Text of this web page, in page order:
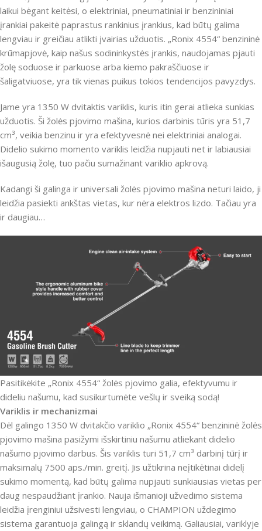
laikui bėgant keitėsi, o elektriniai, pneumatiniai ir benzininiai
įrankiai pakeitė paprastus rankinius įrankius, kad būtų galima
lengviau ir greičiau atlikti įvairias užduotis. „Ronix 4554“ benzininė
krūmapjovė, kaip našus sodininkystės įrankis, naudojamas pjauti
žolę soduose ir parkuose arba kiemo pakraščiuose ir
šaligatviuose, yra tik vienas puikus tokios tendencijos pavyzdys.
Jame yra 1350 W dvitaktis variklis, kuris itin gerai atlieka sunkias
užduotis. Ši žolės pjovimo mašina, kurios darbinis tūris yra 51,7
cm³, veikia benzinu ir yra efektyvesnė nei elektriniai analogai.
Didelio sukimo momento variklis leidžia nupjauti net ir labiausiai
išaugusią žolę, tuo pačiu sumažinant variklio apkrovą.
Kadangi ši galinga ir universali žolės pjovimo mašina neturi laido, ji
leidžia pasiekti ankštas vietas, kur nėra elektros lizdo. Tačiau yra
ir daugiau…
Pasitikėkite „Ronix 4554“ žolės pjovimo galia, efektyvumu ir
dideliu našumu, kad susikurtumėte vešlų ir sveiką sodą!
Variklis ir mechanizmai
Dėl galingo 1350 W dvitakčio variklio „Ronix 4554“ benzininė žolės
pjovimo mašina pasižymi išskirtiniu našumu atliekant didelio
našumo pjovimo darbus. Šis variklis turi 51,7 cm³ darbinį tūrį ir
maksimalų 7500 aps./min. greitį. Jis užtikrina neįtikėtinai didelį
sukimo momentą, kad būtų galima nupjauti sunkiausias vietas per
daug nespaudžiant įrankio. Nauja išmanioji užvedimo sistema
leidžia įrenginiui užsivesti lengviau, o CHAMPION uždegimo
sistema garantuoja galingą ir sklandų veikimą. Galiausiai, variklyje